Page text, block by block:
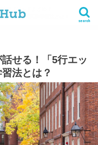
search
習メソッドまとめ
ーバード式英語学習法とは？
せる！「5行エッ
法とは？